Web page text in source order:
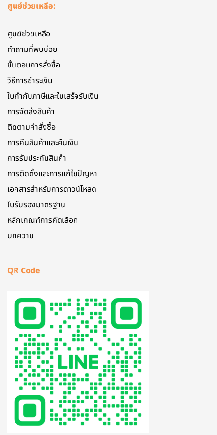
ศูนย์ช่วยเหลือ:
ศูนย์ช่วยเหลือ
คำถามที่พบบ่อย
ขั้นตอนการสั่งซื้อ
วิธีการชำระเงิน
ใบกำกับภาษีและใบเสร็จรับเงิน
การจัดส่งสินค้า
ติดตามคำสั่งซื้อ
การคืนสินค้าและคืนเงิน
การรับประกันสินค้า
การติดตั้งและการแก้ไขปัญหา
เอกสารสําหรับการดาวน์โหลด
ใบรับรองมาตรฐาน
หลักเกณฑ์การคัดเลือก
บทความ
QR Code